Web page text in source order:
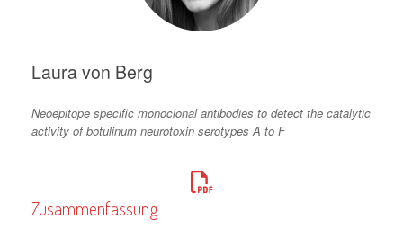
Laura von Berg
Neoepitope specific monoclonal antibodies to detect the catalytic
activity of botulinum neurotoxin serotypes A to F
Zusammenfassung